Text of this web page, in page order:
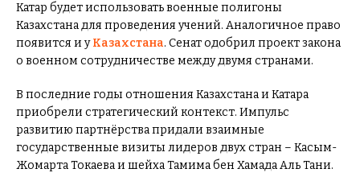
Катар будет использовать военные полигоны
Казахстана для проведения учений. Аналогичное право
появится и уКазахстана. Сенат одобрил проект закона
о военном сотрудничестве между двумя странами.
В последние годы отношения Казахстана и Катара
приобрели стратегический контекст. Импульс
развитию партнёрства придали взаимные
государственные визиты лидеров двух стран – Касым-
Жомарта Токаева и шейха Тамима бен Хамада Аль Тани.